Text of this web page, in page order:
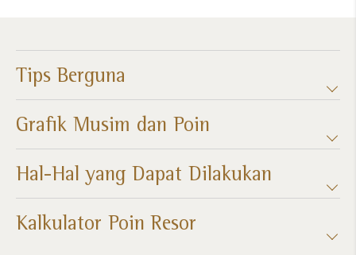
Tips Berguna
Grafik Musim dan Poin​
Hal-Hal yang Dapat Dilakukan
Kalkulator Poin Resor​